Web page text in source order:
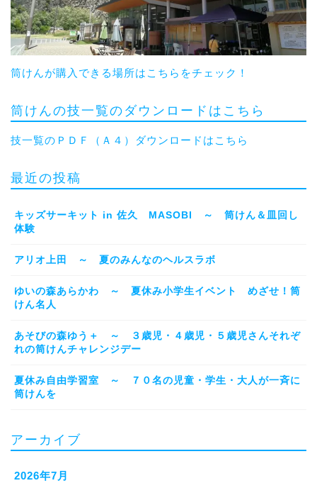
筒けんが購入できる場所はこちらをチェック！
筒けんの技一覧のダウンロードはこちら
技一覧のＰＤＦ（Ａ４）ダウンロードはこちら
最近の投稿
キッズサーキット in 佐久 MASOBI ～ 筒けん＆皿回し
体験
アリオ上田 ～ 夏のみんなのヘルスラボ
ゆいの森あらかわ ～ 夏休み小学生イベント めざせ！筒
けん名人
あそびの森ゆう＋ ～ ３歳児・４歳児・５歳児さんそれぞ
れの筒けんチャレンジデー
夏休み自由学習室 ～ ７０名の児童・学生・大人が一斉に
筒けんを
アーカイブ
2026年7月